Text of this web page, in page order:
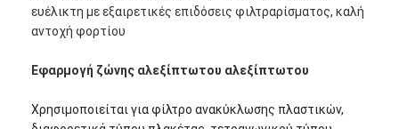
Αρχική Σελίδα
Προϊόντα
Σχετικά με εμάς
ευέλικτη με εξαιρετικές επιδόσεις φιλτραρίσματος, καλή
αντοχή φορτίου
Εφαρμογή ζώνης αλεξίπτωτου αλεξίπτωτου
Χρησιμοποιείται για φίλτρο ανακύκλωσης πλαστικών,